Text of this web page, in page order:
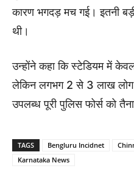
कारण भगदड़ मच गई। इतनी
थी।
उन्होंने कहा कि स्टेडियम में
लेकिन लगभग 2 से 3 लाख
उपलब्ध पूरी पुलिस फोर्स को
TAGS Bengluru Incidnet
Karnataka News